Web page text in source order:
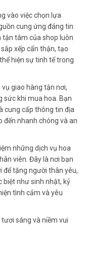
vào việc chọn lựa
cung ứng đáng tin
tận tâm của shop luôn
xếp cẩn thận, tạo
hiện sự tinh tế trong
vụ giao hàng tận nơi,
sức khi mua hoa. Bạn
cung cấp thông tin địa
đến nhanh chóng và an
những dịch vụ hoa
viên. Đây là nơi bạn
tặng người thân yêu,
biệt như sinh nhật, kỷ
tình cảm và yêu
tươi sáng và niềm vui